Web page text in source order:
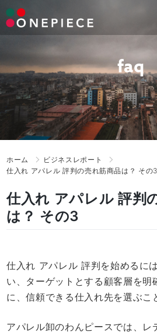
Skip
to
faq
ホーム
ビジネスレポート
仕入れ アパレル 評判の売れ筋商品は？ その3
仕入れ アパレル 評判
は？ その3
仕入れ アパレル 評判を始めるに
い、ターゲットとする顧客層を明
に、信頼できる仕入れ先を選ぶこ
アパレル卸のわんピースでは、レ